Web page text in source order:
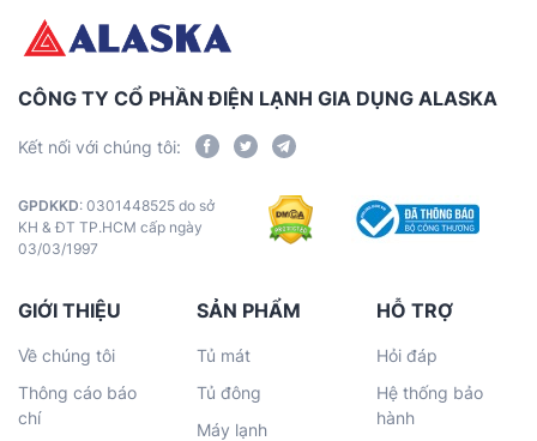
CÔNG TY CỔ PHẦN ĐIỆN LẠNH GIA DỤNG ALASKA
Kết nối với chúng tôi:
GPDKKD: 0301448525 do sở
KH & ĐT TP.HCM cấp ngày
03/03/1997
GIỚI THIỆU
Về chúng tôi
Thông cáo báo
chí
SẢN PHẨM
Tủ mát
Tủ đông
Máy lạnh
HỖ TRỢ
Hỏi đáp
Hệ thống bảo
hành